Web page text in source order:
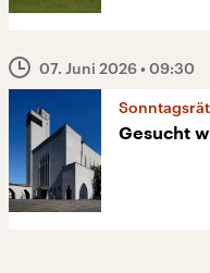
07. Juni 2026• 09:30
Gesucht